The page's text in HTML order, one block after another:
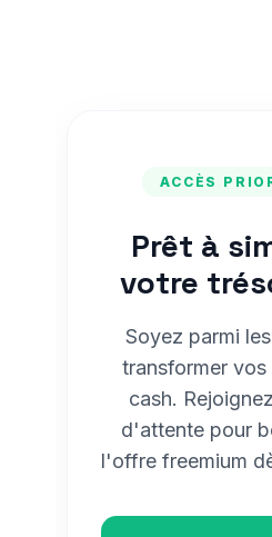
ACCÈS
Prêt à
votre
Soyez parmi
transformer
cash.
d'attente pour
l'offre freemium